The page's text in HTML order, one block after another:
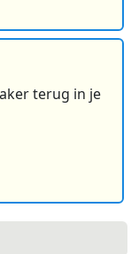
terug in je